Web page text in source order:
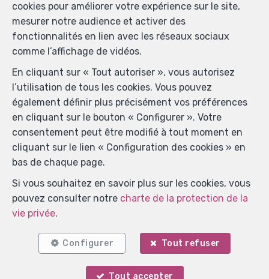
Localiser sur la carte
cookies pour améliorer votre expérience sur le site,
mesurer notre audience et activer des
fonctionnalités en lien avec les réseaux sociaux
comme l’affichage de vidéos.
En cliquant sur « Tout autoriser », vous autorisez
l’utilisation de tous les cookies. Vous pouvez
également définir plus précisément vos préférences
en cliquant sur le bouton « Configurer ». Votre
consentement peut être modifié à tout moment en
cliquant sur le lien « Configuration des cookies » en
bas de chaque page.
Si vous souhaitez en savoir plus sur les cookies, vous
pouvez consulter notre charte de la protection de la
vie privée.
Configurer Tout refuser
Tout accepter